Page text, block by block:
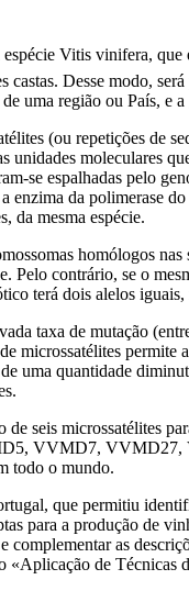
Vitis vinifera,
Desse modo,
uma região ou País, e
(ou repetições de
unidades moleculares
espalhadas pelo
da polimerase
da mesma espécie.
homólogos
Pelo contrário, se o
terá dois alelos
taxa de mutação
microssatélites
uma quantidade
seis microssatélites
VVMD7, VVMD27,
todo o mundo.
que permitiu
para a produção de
as
de Técnicas